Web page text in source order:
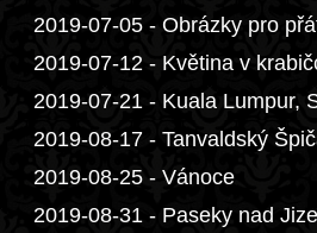
2019-07-05 - Obrázky pro
2019-07-12 - Květina v
2019-07-21 - Kuala Lumpur,
2019-08-17 - Tanvaldský
2019-08-25 - Vánoce
2019-08-31 - Paseky nad